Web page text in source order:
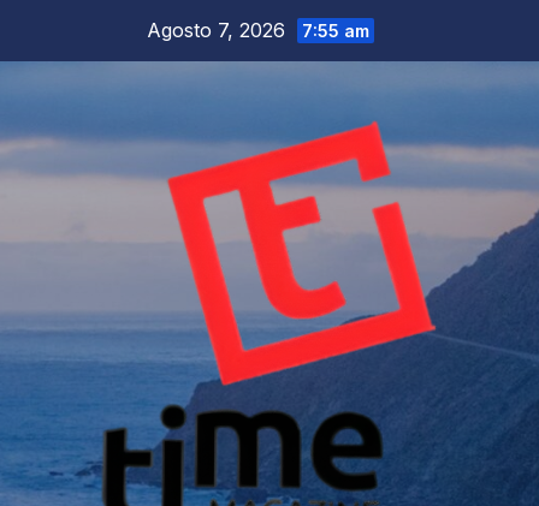
Agosto 7, 2026 7:55 am